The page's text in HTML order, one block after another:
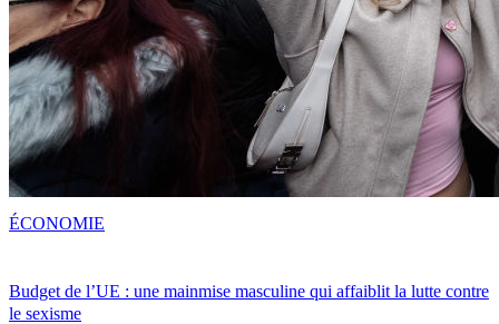
Budget de l’UE : une mainmise masculine qui affaiblit la lutte contre
le sexisme
ÉCONOMIE